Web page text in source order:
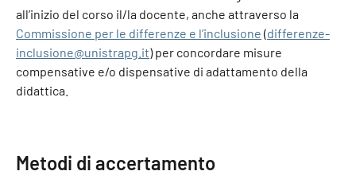
all’inizio del corso il/la docente, anche attraverso la
Commissione per le differenze e l’inclusione (differenze-
inclusione@unistrapg.it) per concordare misure
compensative e/o dispensative di adattamento della
didattica.
Metodi di accertamento